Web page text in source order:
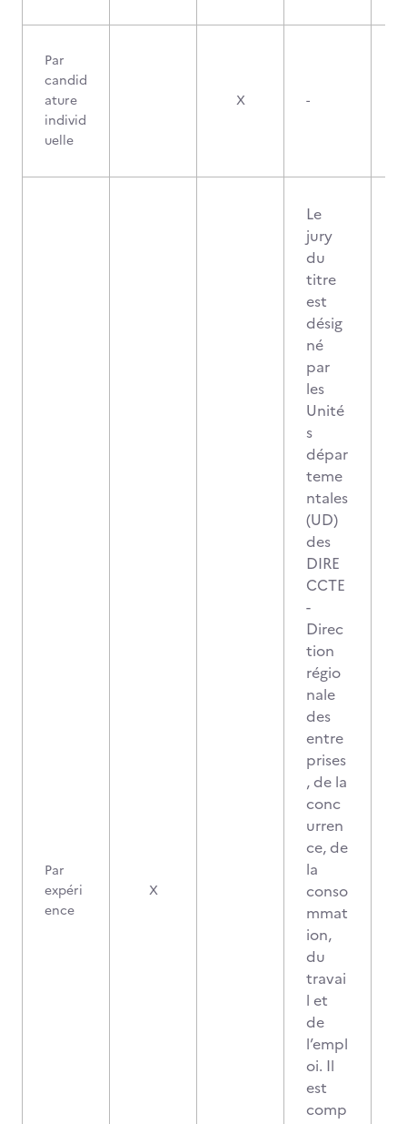
Par
candid
ature
individ
uelle
X -
Par
expéri
ence
X
Le
jury
du
titre
est
désig
né
par
les
Unité
s
dépar
teme
ntales
(UD)
des
DIRE
CCTE
-
Direc
tion
régio
nale
des
entre
prises
, de la
conc
urren
ce, de
la
conso
mmat
ion,
du
travai
l et
de
l’empl
oi. Il
est
comp